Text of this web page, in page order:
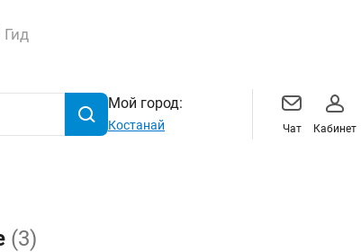
Гид
Мой город:
Костанай Чат Кабинет
(3)